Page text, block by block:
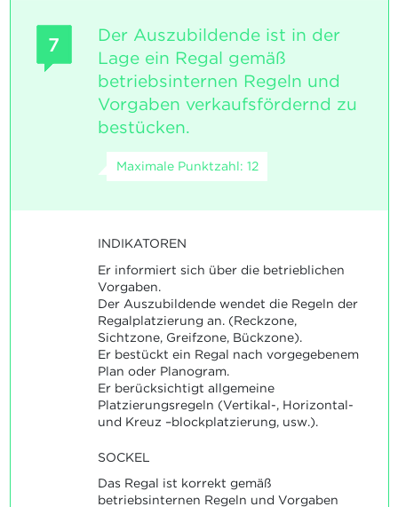
7
Der Auszubildende ist in der
Lage ein Regal gemäß
betriebsinternen Regeln und
Vorgaben verkaufsfördernd zu
bestücken.
Maximale Punktzahl: 12
INDIKATOREN
Er informiert sich über die betrieblichen
Vorgaben.
Der Auszubildende wendet die Regeln der
Regalplatzierung an. (Reckzone,
Sichtzone, Greifzone, Bückzone).
Er bestückt ein Regal nach vorgegebenem
Plan oder Planogram.
Er berücksichtigt allgemeine
Platzierungsregeln (Vertikal-, Horizontal-
und Kreuz –blockplatzierung, usw.).
SOCKEL
Das Regal ist korrekt gemäß
betriebsinternen Regeln und Vorgaben